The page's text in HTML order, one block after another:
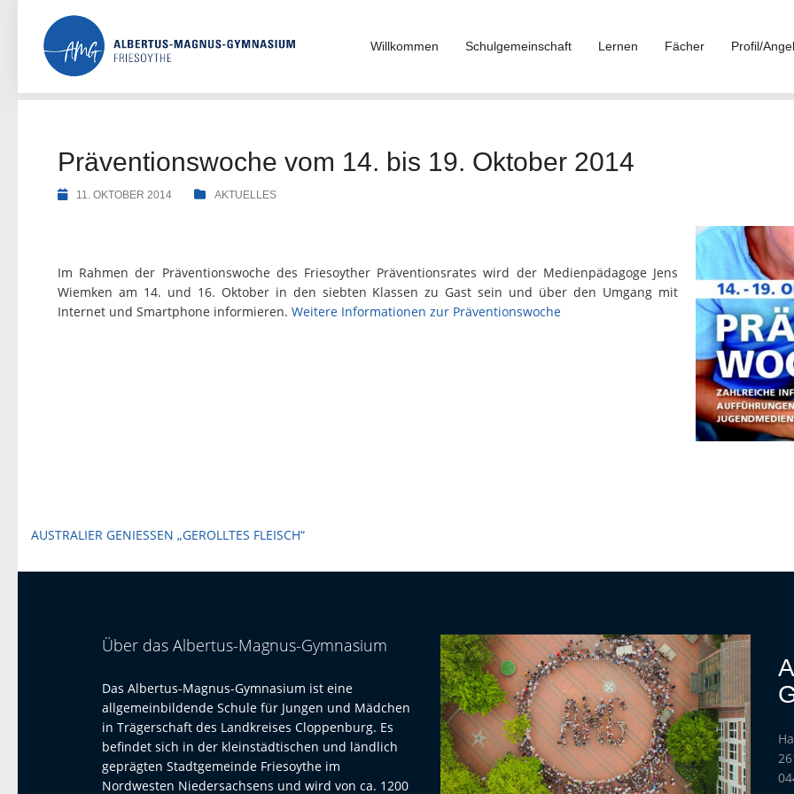
content
Willkommen Schulgemeinschaft Lernen Fächer Profil/
Präventionswoche vom 14. bis 19. Oktober 2014
11. OKTOBER 2014 AKTUELLES
Im Rahmen der Präventionswoche des Friesoyther Präventionsrates wird der Medienpädagoge Jens
Wiemken am 14. und 16. Oktober in den siebten Klassen zu Gast sein und über den Umgang mit
Internet und Smartphone informieren. Weitere Informationen zur Präventionswoche
Beitragsnavigation
AUSTRALIER GENIESSEN „GEROLLTES FLEISCH“
Über das Albertus-Magnus-Gymnasium
Das Albertus-Magnus-Gymnasium ist eine
allgemeinbildende Schule für Jungen und Mädchen
in Trägerschaft des Landkreises Cloppenburg. Es
befindet sich in der kleinstädtischen und ländlich
geprägten Stadtgemeinde Friesoythe im
Nordwesten Niedersachsens und wird von ca. 1200